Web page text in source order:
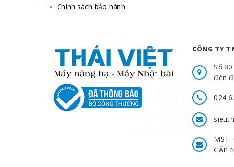
Chính sách bảo hành
CÔNG TY
Số
đèn
024
MST:
CẤP